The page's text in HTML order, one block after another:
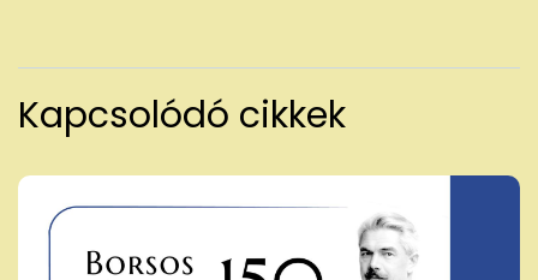
Kapcsolódó cikkek